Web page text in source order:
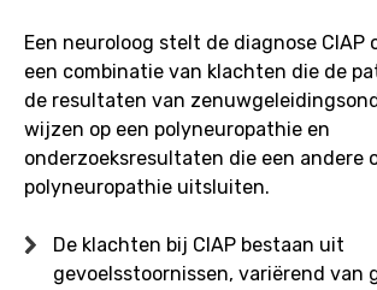
Een neuroloog stelt de diagnose CIAP
een combinatie van klachten die de
de resultaten van
wijzen op een polyneuropathie en
onderzoeksresultaten die een andere
polyneuropathie uitsluiten.
De klachten bij CIAP bestaan uit
gevoelsstoornissen, variërend van